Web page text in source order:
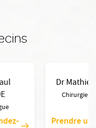
Dr
Chirurgien
Prendre un